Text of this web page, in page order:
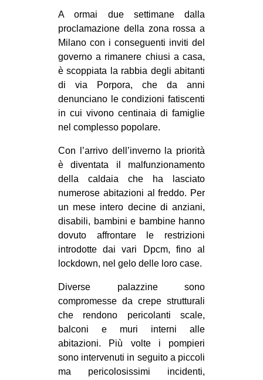
ZAM
MILANO
MOBILITAZIONI
SPORT POPOLARE
MOVIMENTI
ANTIFASCISMO
DIRITTO ALL’ABITARE
GENERI
MIGRAZIONI
REPRESSIONE
STUDENTI
CULTURE
ARTE
CINEMA
MANIFESTI
A ormai due settimane dalla
proclamazione della zona rossa a
Milano con i conseguenti inviti del
governo a rimanere chiusi a casa,
è scoppiata la rabbia degli abitanti
di via Porpora, che da anni
denunciano le condizioni fatiscenti
in cui vivono centinaia di famiglie
nel complesso popolare.
Con l’arrivo dell’inverno la priorità
è diventata il malfunzionamento
della caldaia che ha lasciato
numerose abitazioni al freddo. Per
un mese intero decine di anziani,
disabili, bambini e bambine hanno
dovuto affrontare le restrizioni
introdotte dai vari Dpcm, fino al
lockdown, nel gelo delle loro case.
Diverse palazzine sono
compromesse da crepe strutturali
che rendono pericolanti scale,
balconi e muri interni alle
abitazioni. Più volte i pompieri
sono intervenuti in seguito a piccoli
ma pericolosissimi incidenti,